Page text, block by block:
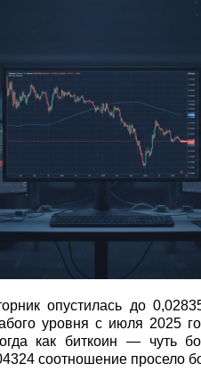
опустилась до
уровня с июля 2025
как биткоин — чуть
соотношение просело